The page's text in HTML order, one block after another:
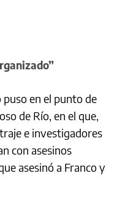
en el punto de
de Río, en el que,
e investigadores
con asesinos
asesinó a Franco y